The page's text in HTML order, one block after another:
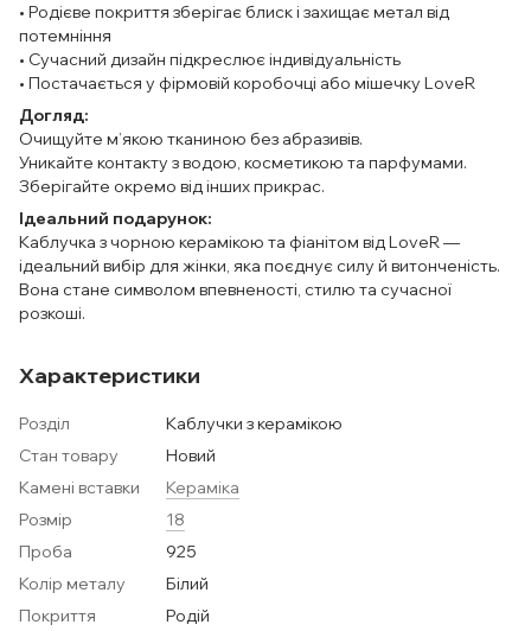
• Родієве покриття зберігає блиск і захищає метал від
потемніння
• Сучасний дизайн підкреслює індивідуальність
• Постачається у фірмовій коробочці або мішечку LoveR
Догляд:
Очищуйте м’якою тканиною без абразивів.
Уникайте контакту з водою, косметикою та парфумами.
Зберігайте окремо від інших прикрас.
Ідеальний подарунок:
Каблучка з чорною керамікою та фіанітом від LoveR —
ідеальний вибір для жінки, яка поєднує силу й витонченість.
Вона стане символом впевненості, стилю та сучасної
розкоші.
Характеристики
Розділ
Каблучки з керамікою
Стан товару
Новий
Камені вставки
Кераміка
Розмір
18
Проба
925
Колір металу
Білий
Покриття
Родій